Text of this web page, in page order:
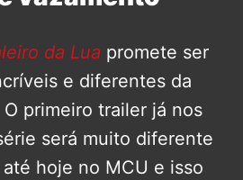
da Lua promete ser
e diferentes da
primeiro trailer já nos
será muito diferente
hoje no MCU e isso